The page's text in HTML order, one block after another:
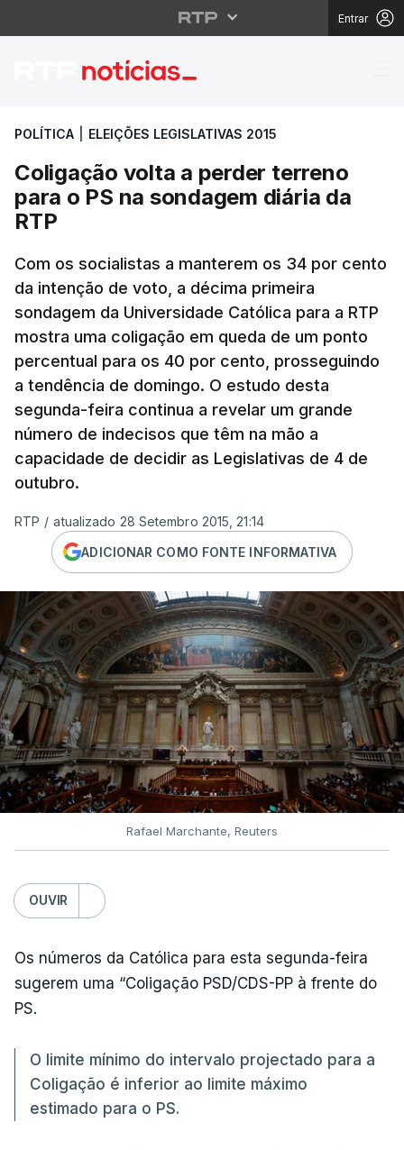
Entrar
Coligação volta a
POLÍTICA ELEIÇÕES LEGISLATIVAS 2015
Coligação volta a perder terreno
para o PS na sondagem diária da
RTP
Com os socialistas a manterem os 34 por cento
da intenção de voto, a décima primeira
sondagem da Universidade Católica para a RTP
mostra uma coligação em queda de um ponto
percentual para os 40 por cento, prosseguindo
a tendência de domingo. O estudo desta
segunda-feira continua a revelar um grande
número de indecisos que têm na mão a
capacidade de decidir as Legislativas de 4 de
outubro.
RTP / atualizado 28 Setembro 2015, 21:14
ADICIONAR COMO FONTE INFORMATIVA
Rafael Marchante, Reuters
OUVIR
Os números da Católica para esta segunda-feira
sugerem uma “Coligação PSD/CDS-PP à frente do
PS.
O limite mínimo do intervalo projectado para a
Coligação é inferior ao limite máximo
estimado para o PS.